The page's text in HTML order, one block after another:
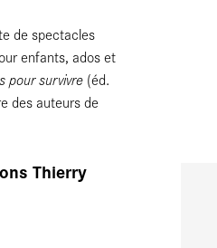
de spectacles
enfants, ados et
pour survivre (éd.
des auteurs de
Thierry